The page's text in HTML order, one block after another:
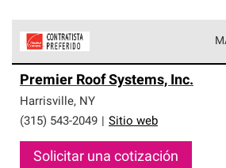
parte de una red exclusiva de
que cumplen con altos estándares y
de profesionalismo y confiabilidad.
Premier Roof Systems, Inc.
Harrisville, NY
(315) 543-2049
Sitio web
Solicitar una cotización